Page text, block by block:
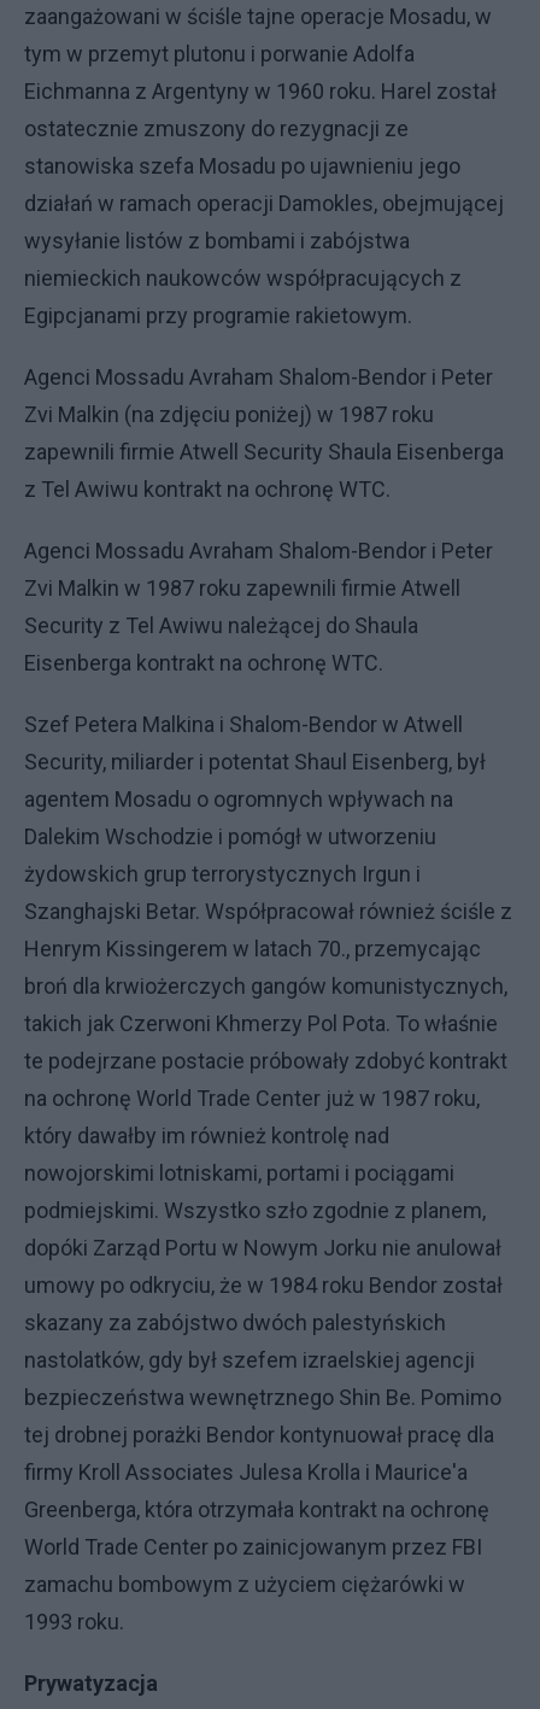
zaangażowani w ściśle tajne operacje Mosadu, w
tym w przemyt plutonu i porwanie Adolfa
Eichmanna z Argentyny w 1960 roku. Harel został
ostatecznie zmuszony do rezygnacji ze
stanowiska szefa Mosadu po ujawnieniu jego
działań w ramach operacji Damokles, obejmującej
wysyłanie listów z bombami i zabójstwa
niemieckich naukowców współpracujących z
Egipcjanami przy programie rakietowym.
Agenci Mossadu Avraham Shalom-Bendor i Peter
Zvi Malkin (na zdjęciu poniżej) w 1987 roku
zapewnili firmie Atwell Security Shaula Eisenberga
z Tel Awiwu kontrakt na ochronę WTC.
Agenci Mossadu Avraham Shalom-Bendor i Peter
Zvi Malkin w 1987 roku zapewnili firmie Atwell
Security z Tel Awiwu należącej do Shaula
Eisenberga kontrakt na ochronę WTC.
Szef Petera Malkina i Shalom-Bendor w Atwell
Security, miliarder i potentat Shaul Eisenberg, był
agentem Mosadu o ogromnych wpływach na
Dalekim Wschodzie i pomógł w utworzeniu
żydowskich grup terrorystycznych Irgun i
Szanghajski Betar. Współpracował również ściśle z
Henrym Kissingerem w latach 70., przemycając
broń dla krwiożerczych gangów komunistycznych,
takich jak Czerwoni Khmerzy Pol Pota. To właśnie
te podejrzane postacie próbowały zdobyć kontrakt
na ochronę World Trade Center już w 1987 roku,
który dawałby im również kontrolę nad
nowojorskimi lotniskami, portami i pociągami
podmiejskimi. Wszystko szło zgodnie z planem,
dopóki Zarząd Portu w Nowym Jorku nie anulował
umowy po odkryciu, że w 1984 roku Bendor został
skazany za zabójstwo dwóch palestyńskich
nastolatków, gdy był szefem izraelskiej agencji
bezpieczeństwa wewnętrznego Shin Be. Pomimo
tej drobnej porażki Bendor kontynuował pracę dla
firmy Kroll Associates Julesa Krolla i Maurice'a
Greenberga, która otrzymała kontrakt na ochronę
World Trade Center po zainicjowanym przez FBI
zamachu bombowym z użyciem ciężarówki w
1993 roku.
Prywatyzacja